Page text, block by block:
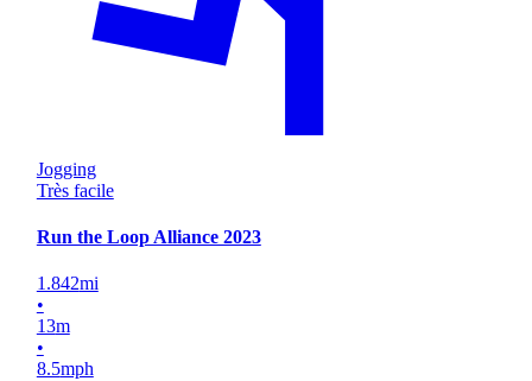
Jogging
Très facile
Run the Loop Alliance 2023
1.842mi
•
13m
•
8.5mph